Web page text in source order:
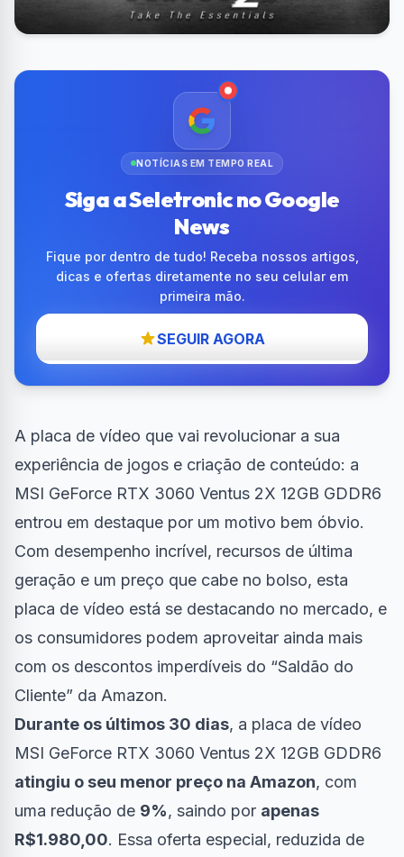
NOTÍCIAS EM TEMPO REAL
Siga a Seletronic no Google
News
Fique por dentro de tudo! Receba nossos artigos,
dicas e ofertas diretamente no seu celular em
primeira mão.
SEGUIR AGORA
A placa de vídeo que vai revolucionar a sua
experiência de jogos e criação de conteúdo: a
MSI GeForce RTX 3060 Ventus 2X 12GB GDDR6
entrou em destaque por um motivo bem óbvio.
Com desempenho incrível, recursos de última
geração e um preço que cabe no bolso, esta
placa de vídeo está se destacando no mercado, e
os consumidores podem aproveitar ainda mais
com os descontos imperdíveis do “Saldão do
Cliente” da Amazon.
Durante os últimos 30 dias, a placa de vídeo
MSI GeForce RTX 3060 Ventus 2X 12GB GDDR6
atingiu o seu menor preço na Amazon, com
uma redução de 9%, saindo por apenas
R$1.980,00. Essa oferta especial, reduzida de